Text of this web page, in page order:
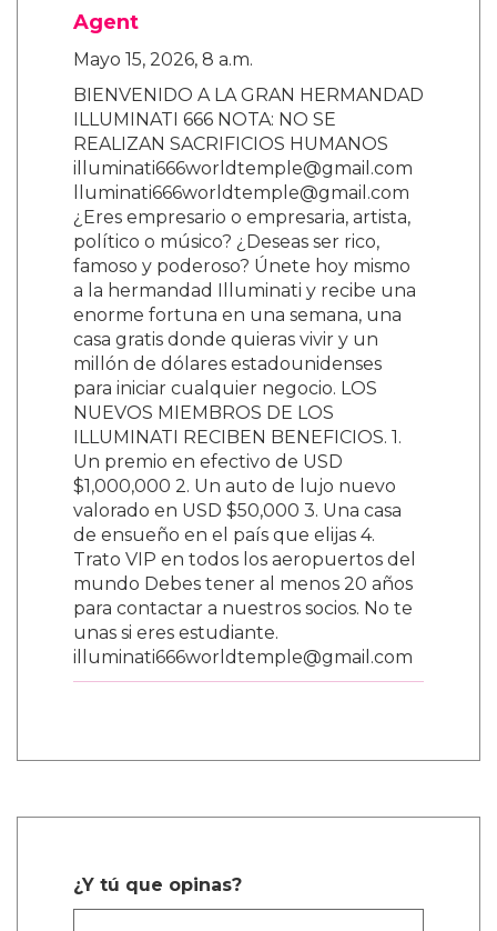
Agent
Mayo 15, 2026, 8 a.m.
BIENVENIDO A LA GRAN HERMANDAD
ILLUMINATI 666 NOTA: NO SE
REALIZAN SACRIFICIOS HUMANOS
illuminati666worldtemple@gmail.com
lluminati666worldtemple@gmail.com
¿Eres empresario o empresaria, artista,
político o músico? ¿Deseas ser rico,
famoso y poderoso? Únete hoy mismo
a la hermandad Illuminati y recibe una
enorme fortuna en una semana, una
casa gratis donde quieras vivir y un
millón de dólares estadounidenses
para iniciar cualquier negocio. LOS
NUEVOS MIEMBROS DE LOS
ILLUMINATI RECIBEN BENEFICIOS. 1.
Un premio en efectivo de USD
$1,000,000 2. Un auto de lujo nuevo
valorado en USD $50,000 3. Una casa
de ensueño en el país que elijas 4.
Trato VIP en todos los aeropuertos del
mundo Debes tener al menos 20 años
para contactar a nuestros socios. No te
unas si eres estudiante.
illuminati666worldtemple@gmail.com
¿Y tú que opinas?